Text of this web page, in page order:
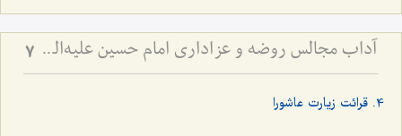
آداب مجالس روضه و عزاداری امام حسین علیه‌السلام - و توصیه‌های بزرگان دربارۀ ماه‌های محرّم و صفر 7
4. قرائت زیارت عاشورا